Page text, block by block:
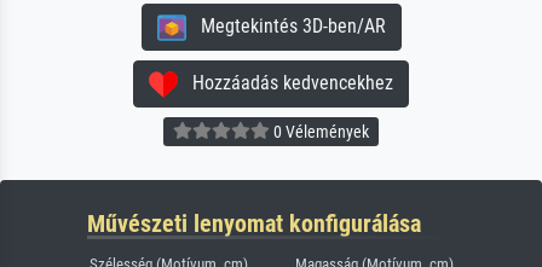
Megtekintés 3D-ben/AR
Hozzáadás kedvencekhez
0 Vélemények
Művészeti lenyomat konfigurálása